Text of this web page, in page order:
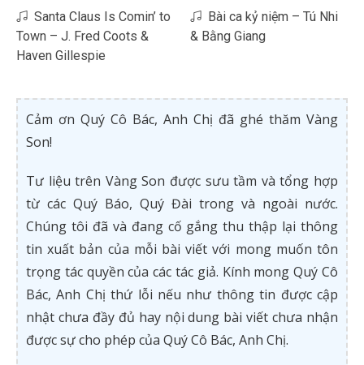
Santa Claus Is Comin’ to
Town – J. Fred Coots &
Haven Gillespie
Bài ca kỷ niệm – Tú Nhi
& Bằng Giang
Cảm ơn Quý Cô Bác, Anh Chị đã ghé thăm Vàng
Son!
Tư liệu trên Vàng Son được sưu tầm và tổng hợp
từ các Quý Báo, Quý Đài trong và ngoài nước.
Chúng tôi đã và đang cố gắng thu thập lại thông
tin xuất bản của mỗi bài viết với mong muốn tôn
trọng tác quyền của các tác giả. Kính mong Quý Cô
Bác, Anh Chị thứ lỗi nếu như thông tin được cập
nhật chưa đầy đủ hay nội dung bài viết chưa nhận
được sự cho phép của Quý Cô Bác, Anh Chị.